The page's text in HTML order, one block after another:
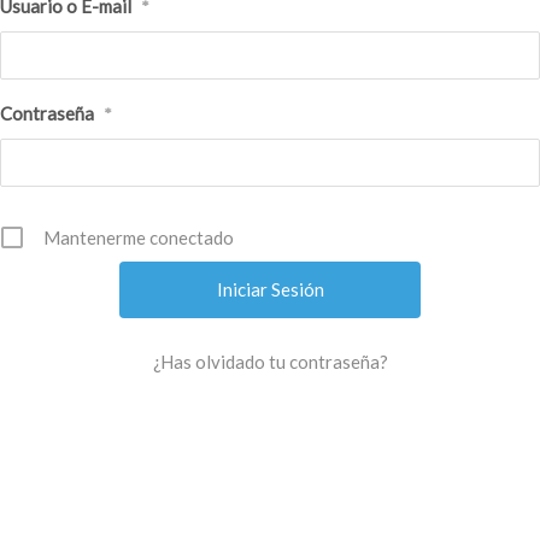
Usuario o E-mail *
Contraseña *
Mantenerme conectado
¿Has olvidado tu contraseña?